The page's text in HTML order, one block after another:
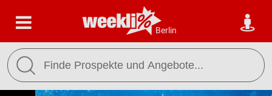
Berlin